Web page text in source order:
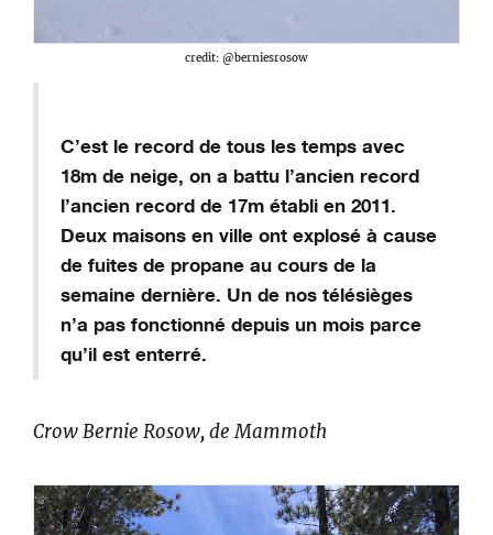
credit: @berniesrosow
C’est le record de tous les temps avec
18m de neige, on a battu l’ancien record
l’ancien record de 17m établi en 2011.
Deux maisons en ville ont explosé à cause
de fuites de propane au cours de la
semaine dernière. Un de nos télésièges
n’a pas fonctionné depuis un mois parce
qu’il est enterré.
Crow Bernie Rosow, deMammoth